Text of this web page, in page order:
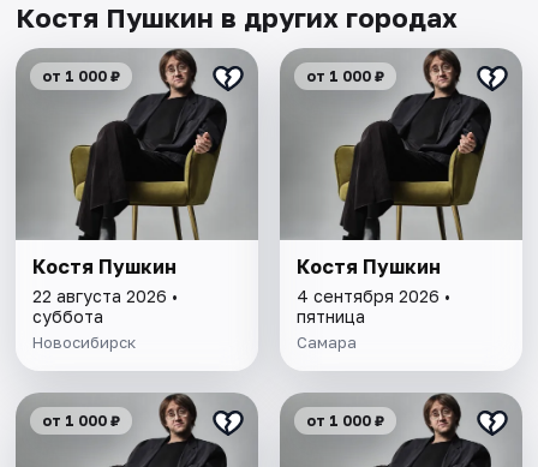
Костя Пушкин в других городах
от 1 000 ₽
Костя Пушкин
22 августа 2026 •
суббота
Новосибирск
от 1 000 ₽
Костя Пушкин
4 сентября 2026 •
пятница
Самара
от 1 000 ₽ от 1 000 ₽